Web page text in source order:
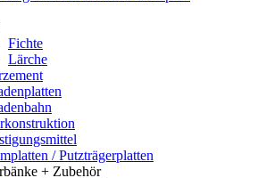
Fichte
Lärche
/ Putzträgerplatten
+ Zubehör